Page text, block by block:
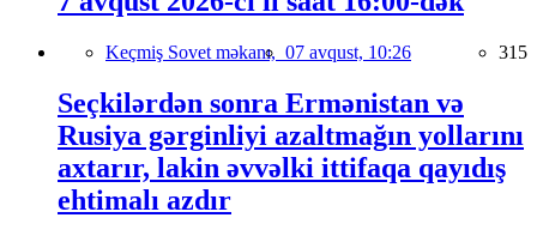
Keçmiş Sovet məkanı, 07 avqust, 10:26 315
Seçkilərdən sonra Ermənistan və
Rusiya gərginliyi azaltmağın yollarını
axtarır, lakin əvvəlki ittifaqa qayıdış
ehtimalı azdır